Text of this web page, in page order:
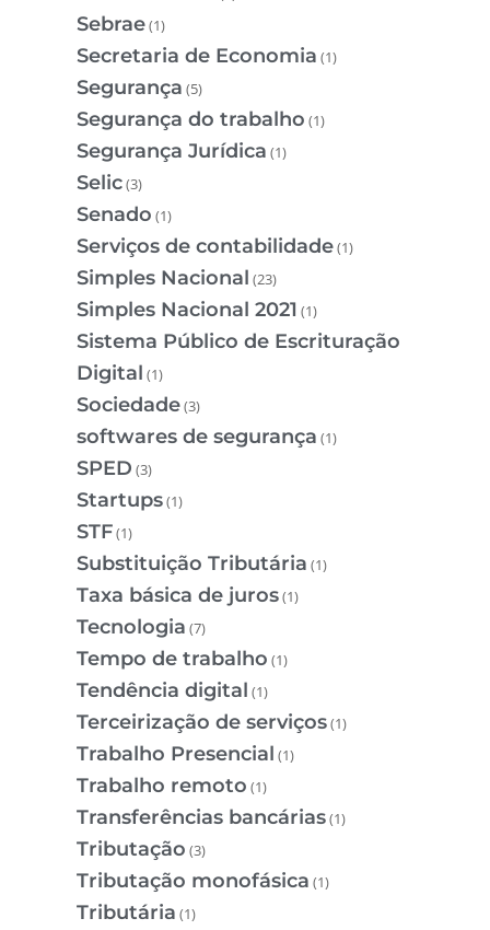
Sebrae(1)
Secretaria de Economia (1)
Segurança (5)
Segurança do trabalho (1)
Segurança Jurídica (1)
Selic(3)
Senado (1)
Serviços de contabilidade(1)
Simples Nacional (23)
Simples Nacional 2021 (1)
Sistema Público de Escrituração
Digital (1)
Sociedade(3)
softwares de segurança (1)
SPED (3)
Startups(1)
STF(1)
Substituição Tributária (1)
Taxa básica de juros(1)
Tecnologia (7)
Tempo de trabalho (1)
Tendência digital (1)
Terceirização de serviços(1)
Trabalho Presencial (1)
Trabalho remoto (1)
Transferências bancárias(1)
Tributação (3)
Tributação monofásica (1)
Tributária (1)